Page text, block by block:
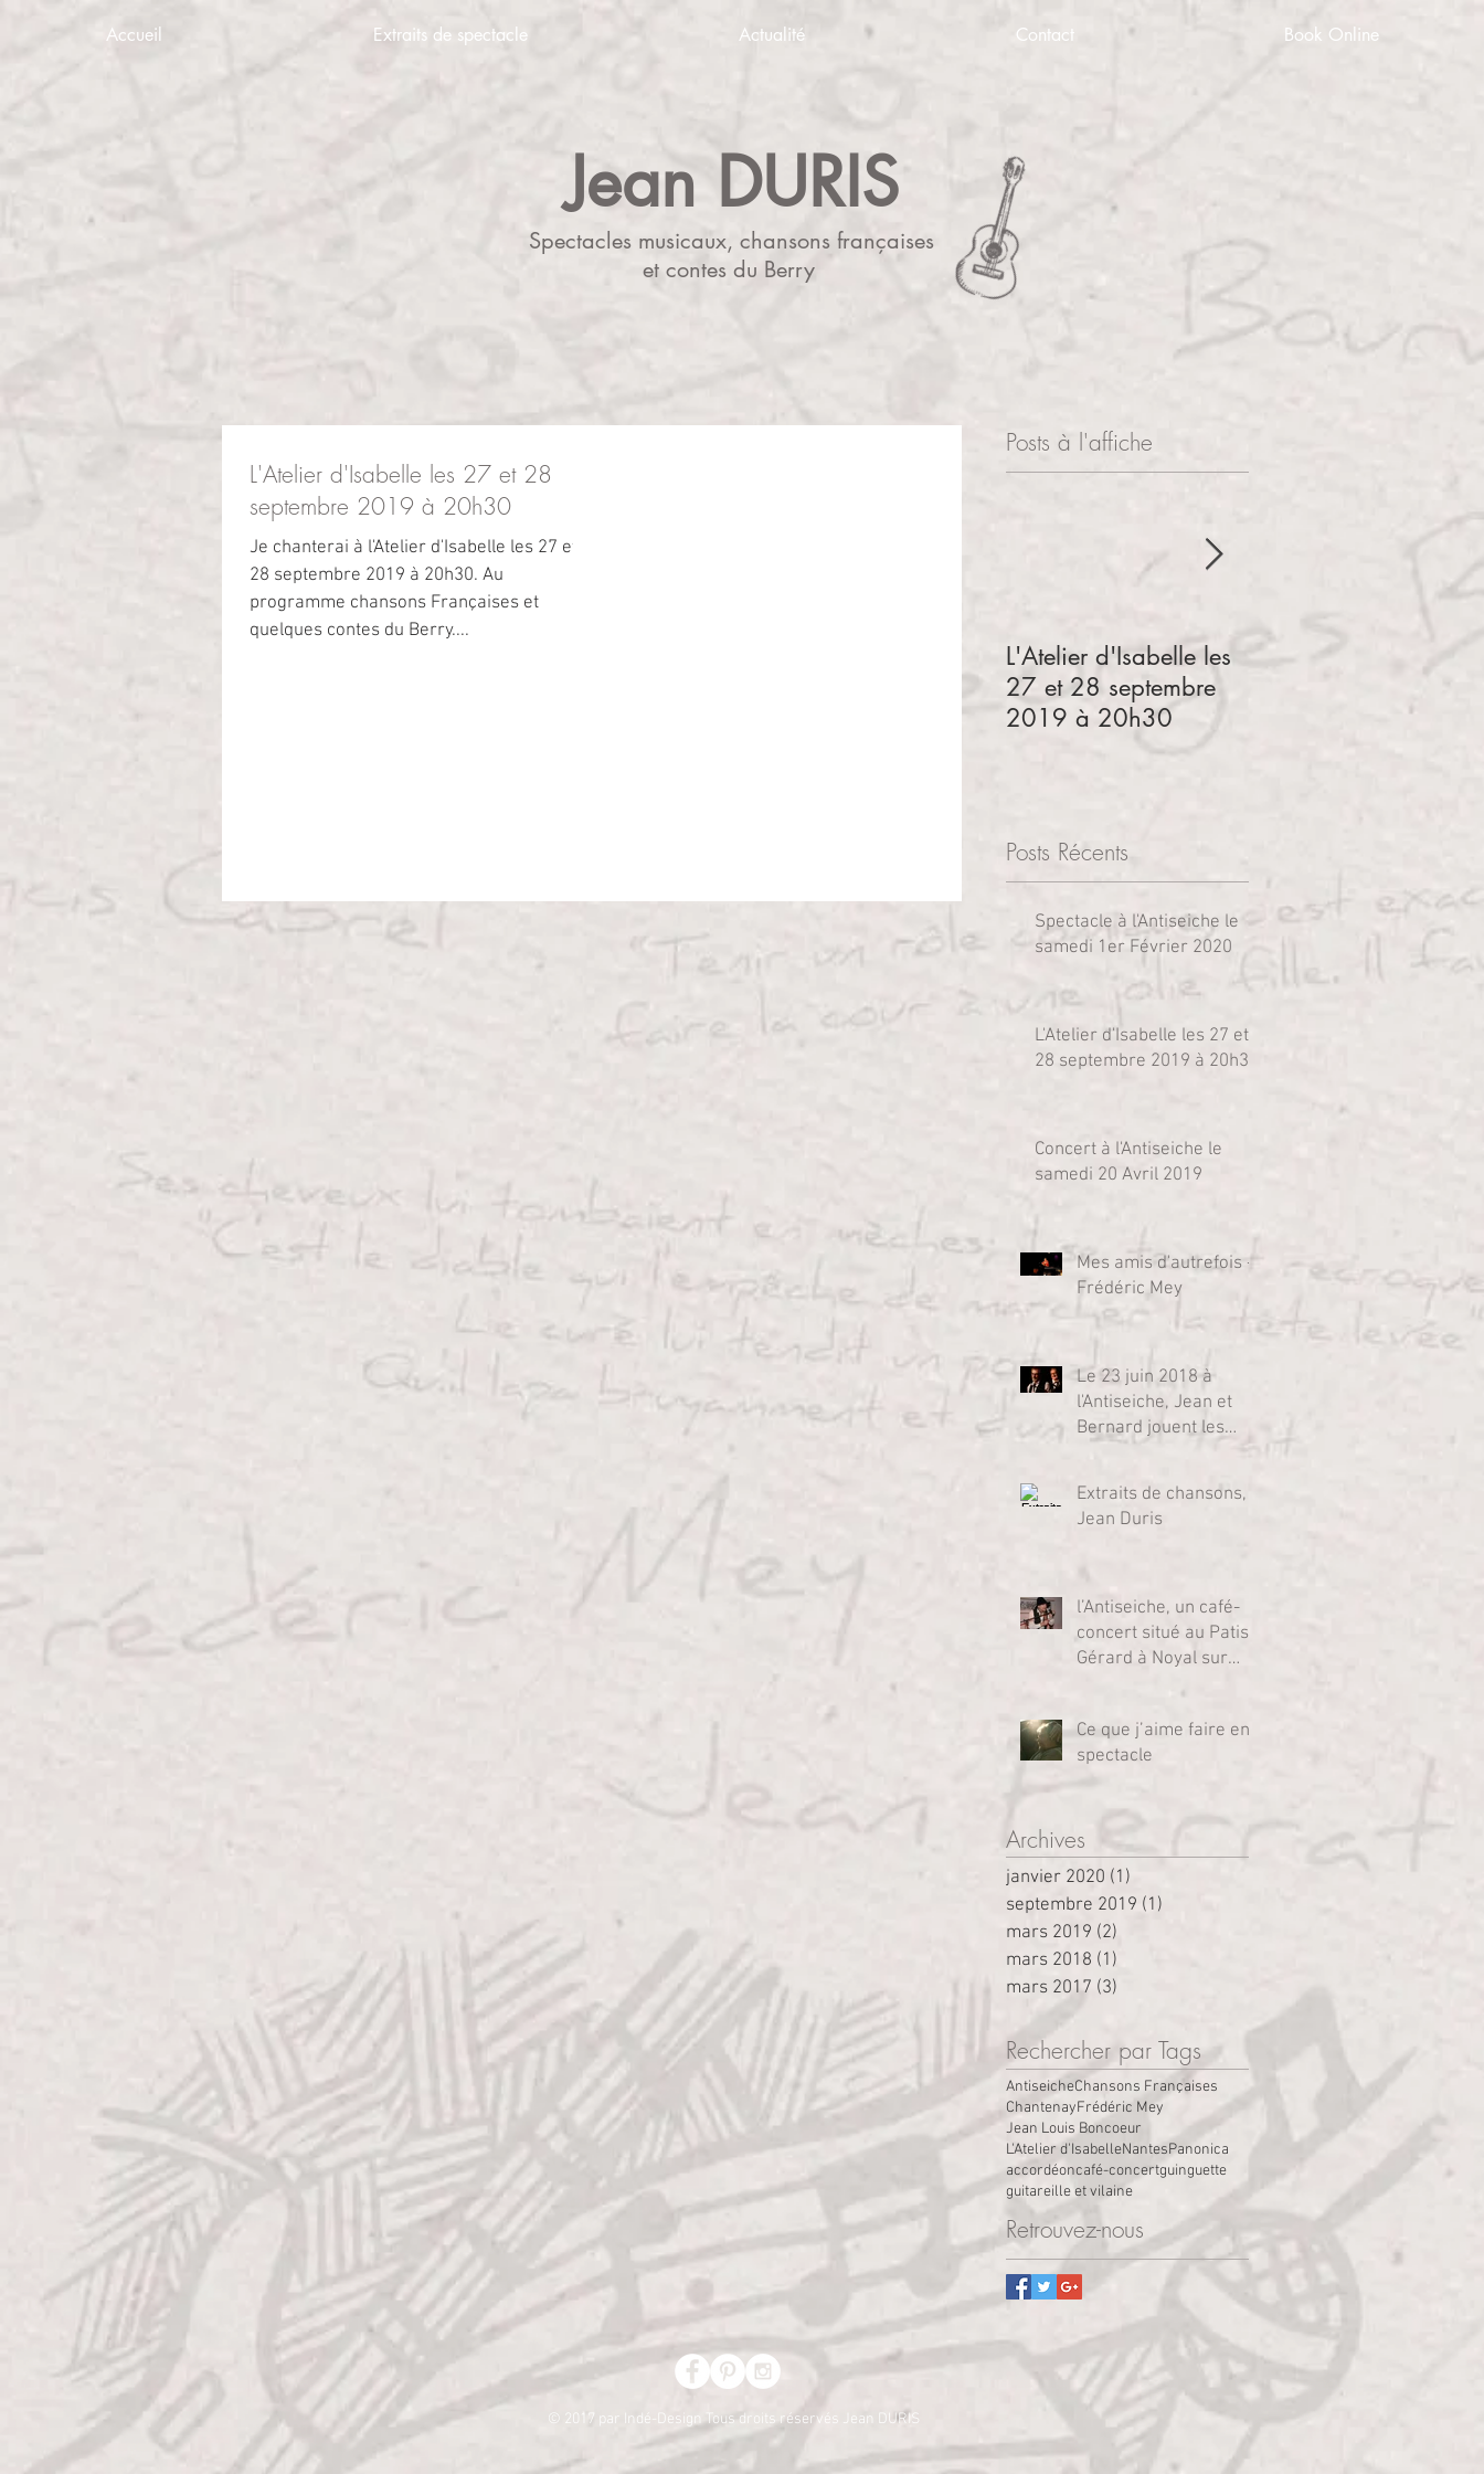
Accueil Extraits de spectacle Actualité Contact Book Online
Jean DURIS
Spectacles musicaux, chansons françaises
et contes du Berry
L'Atelier d'Isabelle les 27 et 28
septembre 2019 à 20h30
Je chanterai à l'Atelier d'Isabelle les 27 et
28 septembre 2019 à 20h30. Au
programme chansons Françaises et
quelques contes du Berry....
Posts à l'affiche
L'Atelier d'Isabelle les
27 et 28 septembre
2019 à 20h30
Le 23 juin 2018 à
l'Antiseiche, Jean et
Bernard jouent les
Posts Récents
Spectacle à l'Antiseiche le
samedi 1er Février 2020
L'Atelier d'Isabelle les 27 et
28 septembre 2019 à 20h30
Concert à l'Antiseiche le
samedi 20 Avril 2019
Mes amis d'autrefois -
Frédéric Mey
Le 23 juin 2018 à
l'Antiseiche, Jean et
Bernard jouent les
de
Extraits de chansons,
Jean Duris
l’Antiseiche, un café-
concert situé au Patis
Gérard à Noyal sur
Ce que j’aime faire en
spectacle
Archives
janvier 2020 (1)
septembre 2019 (1)
mars 2019 (2)
mars 2018 (1)
mars 2017 (3)
Rechercher par Tags
AntiseicheChansons Françaises
ChantenayFrédéric Mey
Jean Louis Boncoeur
L'Atelier d'IsabelleNantesPanonica
accordéoncafé-concertguinguette
guitareille et vilaine
Retrouvez-nous
© 2017 par Indé-Design Tous droits réservés Jean DURIS